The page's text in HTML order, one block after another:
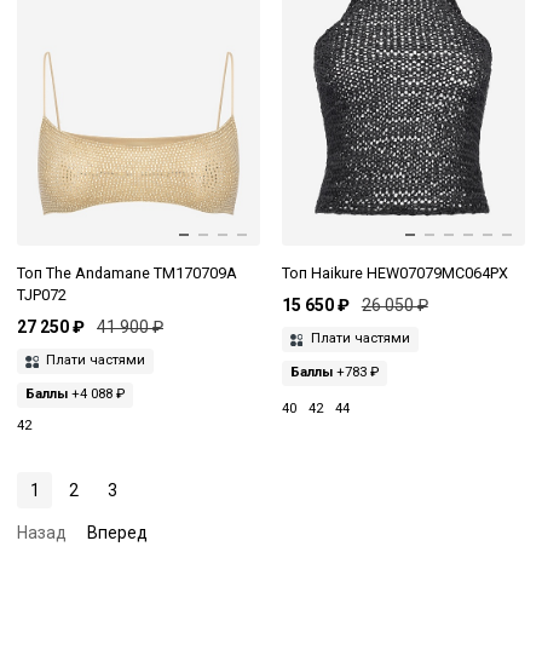
Топ The Andamane TM170709A
TJP072
27 250 ₽ 41 900 ₽
Плати частями
Баллы +4 088 ₽
42
Топ Haikure HEW07079MC064PX
15 650 ₽ 26 050 ₽
Плати частями
Баллы+783 ₽
40 42 44
1 2 3
Назад Вперед